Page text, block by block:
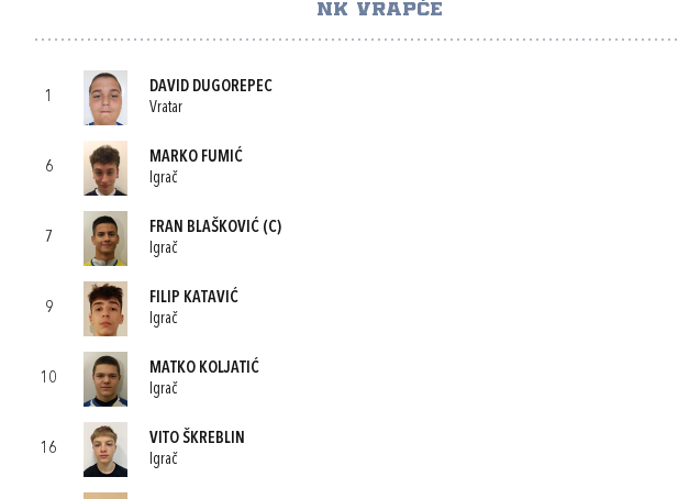
NK VRAPČE
1
DAVID DUGOREPEC
Vratar
6
MARKO FUMIĆ
Igrač
7
FRAN BLAŠKOVIĆ (C)
Igrač
9
FILIP KATAVIĆ
Igrač
10
MATKO KOLJATIĆ
Igrač
16
VITO ŠKREBLIN
Igrač